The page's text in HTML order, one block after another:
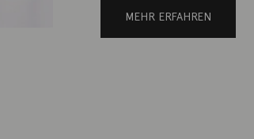
MEHR ERFAHREN